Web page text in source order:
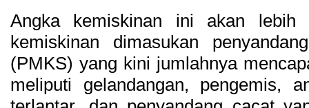
Angka kemiskinan ini akan
kemiskinan dimasukan
(PMKS) yang kini jumlahnya
meliputi gelandangan, pengemis,